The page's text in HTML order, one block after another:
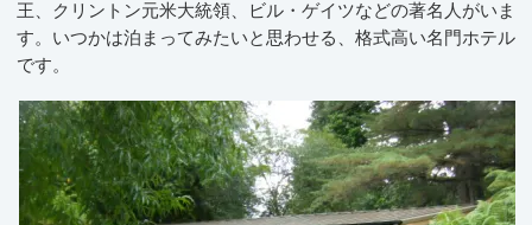
王、クリントン元米大統領、ビル・ゲイツなどの著名人がいま
す。いつかは泊まってみたいと思わせる、格式高い名門ホテル
です。